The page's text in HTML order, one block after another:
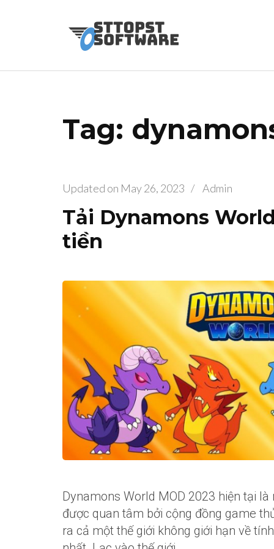
Tag:
Updated on May 26, 2023 / Admin
Tải Dynamons
tiền
Dynamons World MOD 2023 hiện tại
được quan tâm bởi cộng đồng game
ra cả một thế giới không giới hạn về